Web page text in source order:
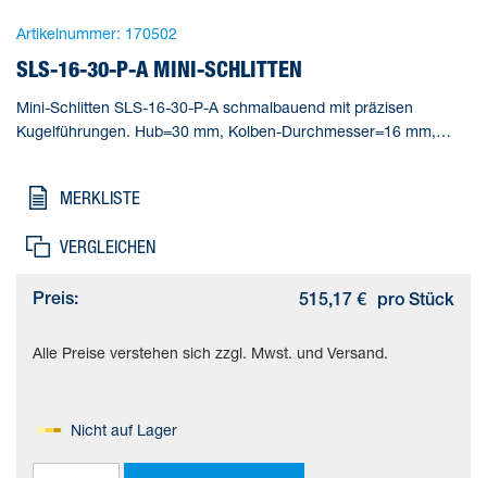
Artikelnummer: 170502
SLS-16-30-P-A MINI-SCHLITTEN
Mini-Schlitten SLS-16-30-P-A schmalbauend mit präzisen
Kugelführungen. Hub=30 mm, Kolben-Durchmesser=16 mm,
MERKLISTE
VERGLEICHEN
Preis: 515,17 € pro Stück
Alle Preise verstehen sich zzgl. Mwst. und Versand.
Nicht auf Lager